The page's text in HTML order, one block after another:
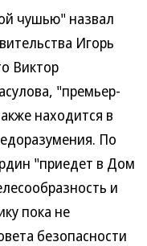
чушью" назвал
Игорь
Виктор
"премьер-
находится в
По
"приедет в Дом
и
пока не
безопасности